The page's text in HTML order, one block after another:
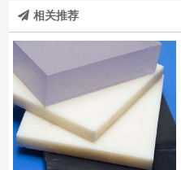
相关推荐